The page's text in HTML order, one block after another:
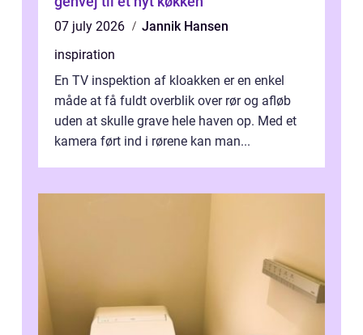
07 july 2026
Jannik Hansen
inspiration
En TV inspektion af kloakken er en enkel
måde at få fuldt overblik over rør og afløb
uden at skulle grave hele haven op. Med et
kamera ført ind i rørene kan man...